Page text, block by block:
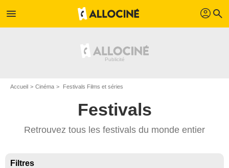
menu profil search
Accueil Cinéma Festivals Films et séries
Festivals
Retrouvez tous les festivals du monde entier
Filtres